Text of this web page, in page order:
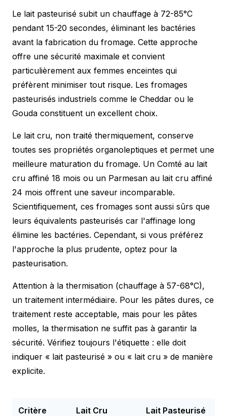
Le lait pasteurisé subit un chauffage à 72-85°C
pendant 15-20 secondes, éliminant les bactéries
avant la fabrication du fromage. Cette approche
offre une sécurité maximale et convient
particulièrement aux femmes enceintes qui
préfèrent minimiser tout risque. Les fromages
pasteurisés industriels comme le Cheddar ou le
Gouda constituent un excellent choix.
Le lait cru, non traité thermiquement, conserve
toutes ses propriétés organoleptiques et permet une
meilleure maturation du fromage. Un Comté au lait
cru affiné 18 mois ou un Parmesan au lait cru affiné
24 mois offrent une saveur incomparable.
Scientifiquement, ces fromages sont aussi sûrs que
leurs équivalents pasteurisés car l'affinage long
élimine les bactéries. Cependant, si vous préférez
l'approche la plus prudente, optez pour la
pasteurisation.
Attention à la thermisation (chauffage à 57-68°C),
un traitement intermédiaire. Pour les pâtes dures, ce
traitement reste acceptable, mais pour les pâtes
molles, la thermisation ne suffit pas à garantir la
sécurité. Vérifiez toujours l'étiquette : elle doit
indiquer « lait pasteurisé » ou « lait cru » de manière
explicite.
Critère Lait Cru Lait Pasteurisé